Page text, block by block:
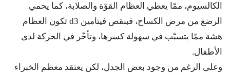
الكالسيوم، ممّا يعطي العظام القوّة والصلابة، كما يحمي
الرضع من مرض الكساح، فبنقص فيتامين d3 تكون العظام
هشة ممّا يتسبّب في سهولة كسرها، وتأخّر في الحركة لدى
الأطفال.
وعلى الرغم من وجود بعض الجدل، لكن يعتقد معظم الخبراء